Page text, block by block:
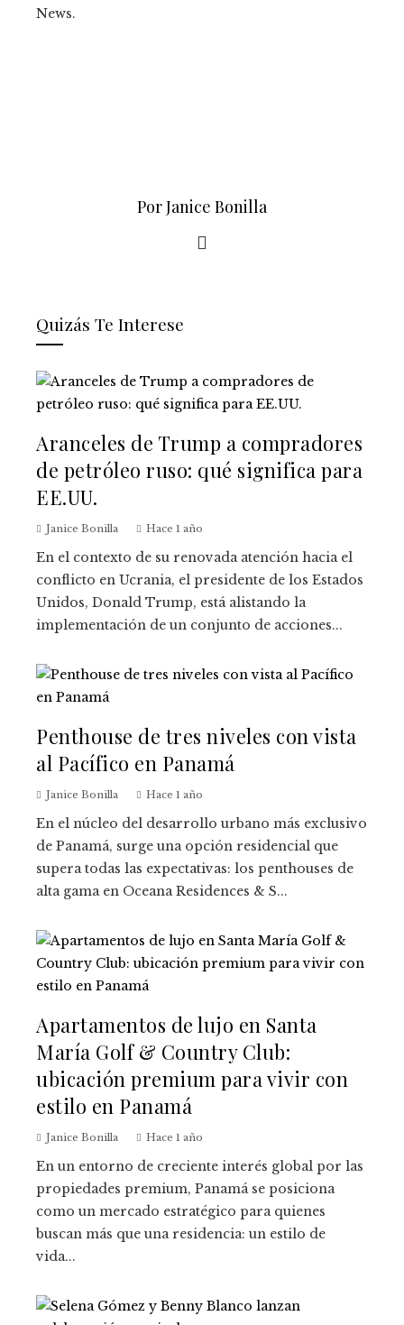
News.
Por Janice Bonilla
Quizás Te Interese
Aranceles de Trump a compradores
de petróleo ruso: qué significa para
EE.UU.
Janice Bonilla Hace 1 año
En el contexto de su renovada atención hacia el
conflicto en Ucrania, el presidente de los Estados
Unidos, Donald Trump, está alistando la
implementación de un conjunto de acciones...
Penthouse de tres niveles con vista
al Pacífico en Panamá
Janice Bonilla Hace 1 año
En el núcleo del desarrollo urbano más exclusivo
de Panamá, surge una opción residencial que
supera todas las expectativas: los penthouses de
alta gama en Oceana Residences & S...
Apartamentos de lujo en Santa
María Golf & Country Club:
ubicación premium para vivir con
estilo en Panamá
Janice Bonilla Hace 1 año
En un entorno de creciente interés global por las
propiedades premium, Panamá se posiciona
como un mercado estratégico para quienes
buscan más que una residencia: un estilo de
vida...